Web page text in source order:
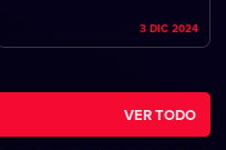
3 DIC 2024
VER TODO